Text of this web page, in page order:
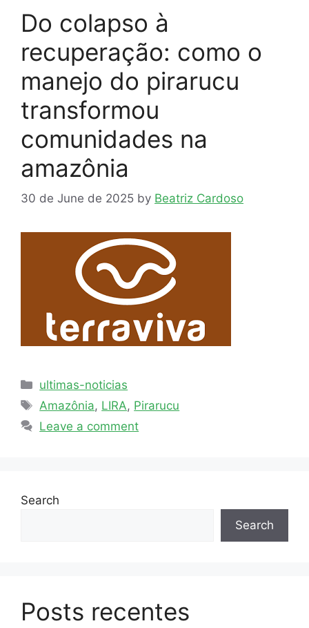
Do colapso à
recuperação: como o
manejo do pirarucu
transformou
comunidades na
amazônia
30 de June de 2025 by Beatriz Cardoso
ultimas-noticias
Amazônia, LIRA, Pirarucu
Leave a comment
Search
Search
Posts recentes